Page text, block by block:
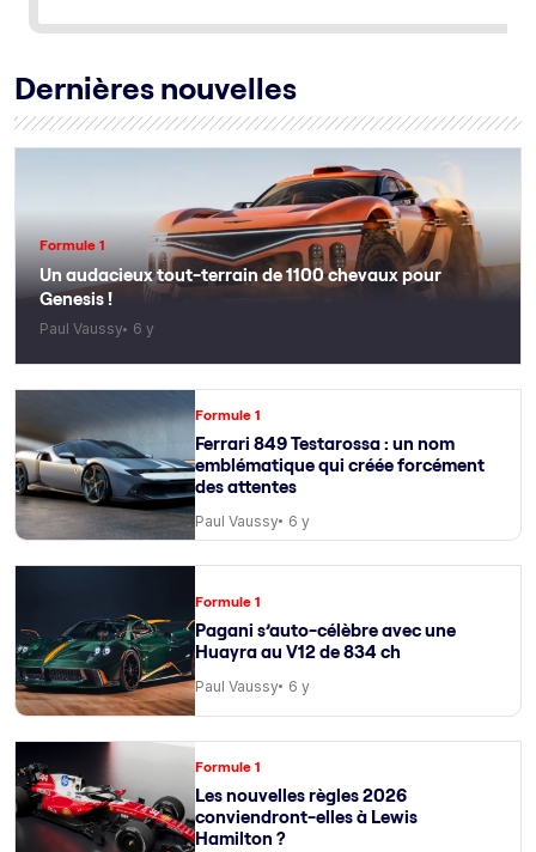
Dernières nouvelles
Formule 1
Un audacieux tout-terrain de 1100 chevaux pour
Genesis !
Paul Vaussy 6 y
Formule 1
Ferrari 849 Testarossa : un nom
emblématique qui créée forcément
des attentes
Paul Vaussy 6 y
Formule 1
Pagani s’auto-célèbre avec une
Huayra au V12 de 834 ch
Paul Vaussy 6 y
Formule 1
Les nouvelles règles 2026
conviendront-elles à Lewis
Hamilton ?